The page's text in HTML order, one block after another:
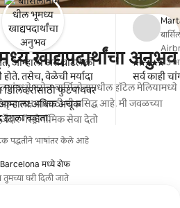
खाद्यपदार्थांचा अनुभव
तसेच बार्सिलोनामधील हॉटेल मेलियामध्ये
लक्ष यासाठी मी प्रसिद्ध आहे. मी जवळच्या
गॅस्ट्रोनॉमिक सेवा देतो
पद्धतीने भाषांतर केले आहे
Barcelona मध्ये शेफ
तुमच्या घरी दिली जाते
आम्हाला असे वाटले की
फुटपाथवर
नव्हता.
,
·3
सर्व काही